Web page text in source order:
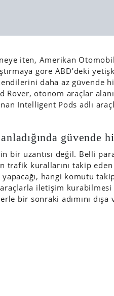
iten, Amerikan
göre ABD’deki
daha az güvende
Rover, otonom araçlar
Intelligent Pods adlı
güvende
bir uzantısı değil. Belli
trafik kurallarını takip
yapacağı, hangi komutu
iletişim
bir sonraki adımını dışa